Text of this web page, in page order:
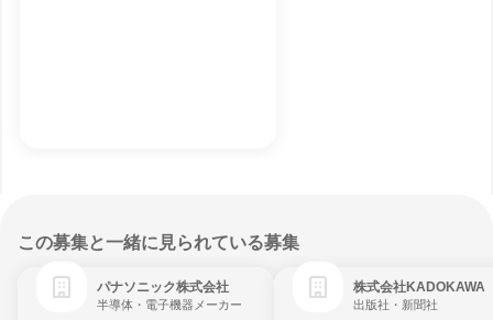
この募集と一緒に見られている募集
パナソニック株式会社
半導体・電子機器メーカー
株式会社KADOKAWA
出版社・新聞社